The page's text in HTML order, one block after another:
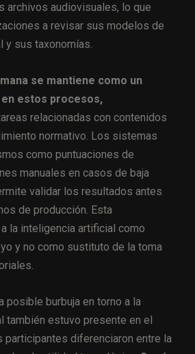
archivos audiovisuales, lo que
a revisar sus modelos de
y sus taxonomías.
se mantiene como un
estos procesos,
relacionadas con contenidos
normativo. Los sistemas
como puntuaciones de
manuales en casos de baja
validar los resultados antes
de producción. Esta
la inteligencia artificial como
y no como sustituto de la toma
posible burbuja en torno a la
también estuvo presente en el
participantes diferenciaron entre la